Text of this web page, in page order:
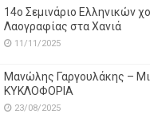
14o Σεμινάριο Ελληνικών
Λαογραφίας στα Χανιά
11/11/2025
Μανώλης Γαργουλάκης –
ΚΥΚΛΟΦΟΡΙΑ
23/08/2025